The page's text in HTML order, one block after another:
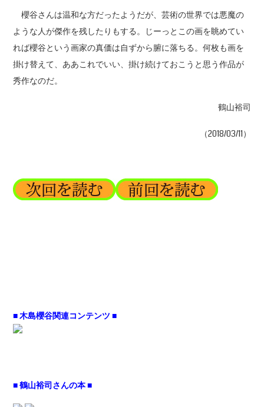
櫻谷さんは温和な方だったようだが、芸術の世界では悪魔の
ような人が傑作を残したりもする。じーっとこの画を眺めてい
れば櫻谷という画家の真価は自ずから腑に落ちる。何枚も画を
掛け替えて、ああこれでいい、掛け続けておこうと思う作品が
秀作なのだ。
鶴山裕司
（2018/03/11）
■ 木島櫻谷関連コンテンツ ■
■ 鶴山裕司さんの本 ■